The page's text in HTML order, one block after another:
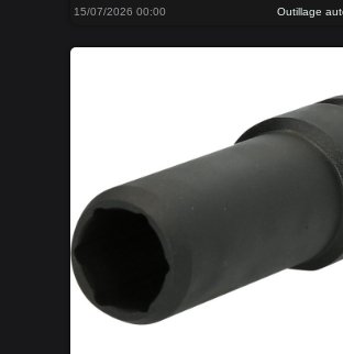
15/07/2026 00:00 Outillage